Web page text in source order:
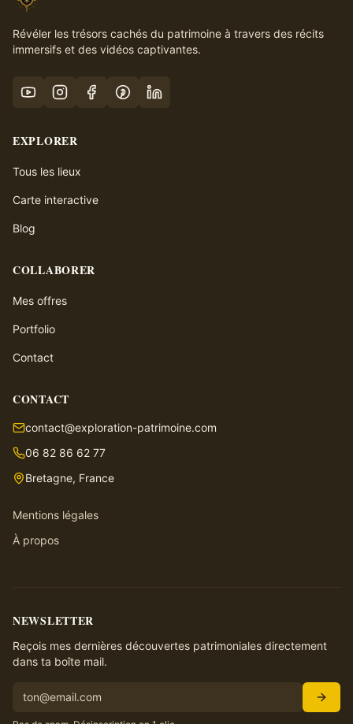
Révéler les trésors cachés du patrimoine à travers des récits
immersifs et des vidéos captivantes.
EXPLORER
Tous les lieux
Carte interactive
Blog
COLLABORER
Mes offres
Portfolio
Contact
CONTACT
contact@exploration-patrimoine.com
06 82 86 62 77
Bretagne, France
Mentions légales
À propos
NEWSLETTER
Reçois mes dernières découvertes patrimoniales directement
dans ta boîte mail.